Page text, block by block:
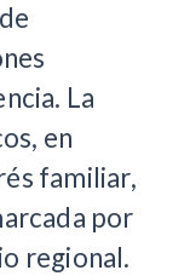
La
en
familiar,
por
regional.